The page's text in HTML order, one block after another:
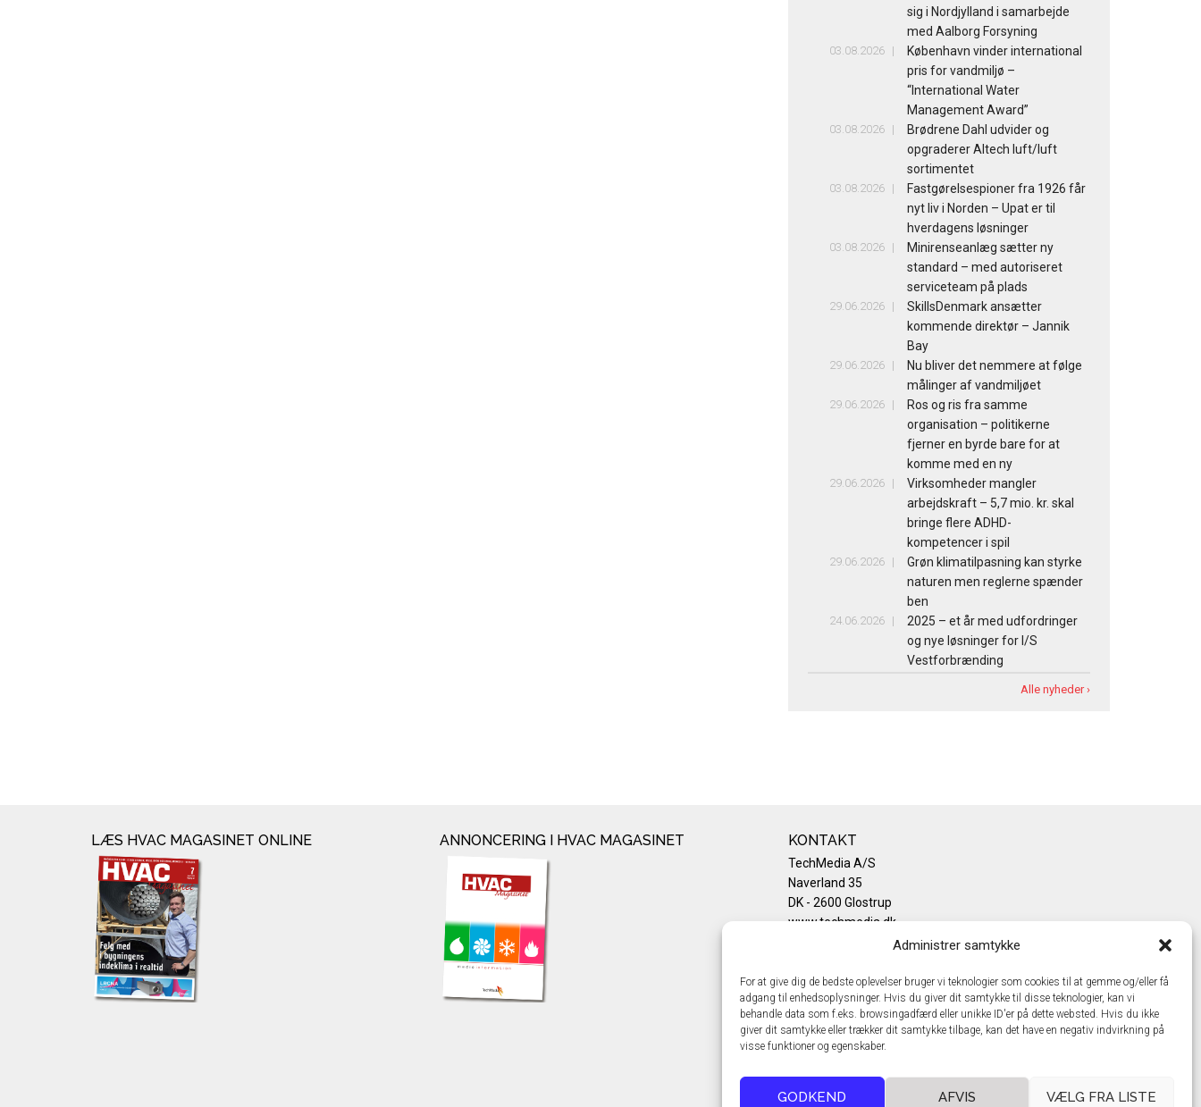
Administrer samtykke
For at give dig de bedste oplevelser bruger vi teknologier som cookies til at gemme og/eller få
adgang til enhedsoplysninger. Hvis du giver dit samtykke til disse teknologier, kan vi
behandle data som f.eks. browsingadfærd eller unikke ID'er på dette websted. Hvis du ikke
giver dit samtykke eller trækker dit samtykke tilbage, kan det have en negativ indvirkning på
visse funktioner og egenskaber.
GODKEND AFVIS VÆLG FRA LISTE
sig i Nordjylland i samarbejde
med Aalborg Forsyning
03.08.2026
København vinder international
pris for vandmiljø –
“International Water
Management Award”
03.08.2026
Brødrene Dahl udvider og
opgraderer Altech luft/luft
sortimentet
03.08.2026
Fastgørelsespioner fra 1926 får
nyt liv i Norden – Upat er til
hverdagens løsninger
03.08.2026
Minirenseanlæg sætter ny
standard – med autoriseret
serviceteam på plads
29.06.2026
SkillsDenmark ansætter
kommende direktør – Jannik
Bay
29.06.2026
Nu bliver det nemmere at følge
målinger af vandmiljøet
29.06.2026
Ros og ris fra samme
organisation – politikerne
fjerner en byrde bare for at
komme med en ny
29.06.2026
Virksomheder mangler
arbejdskraft – 5,7 mio. kr. skal
bringe flere ADHD-
kompetencer i spil
29.06.2026
Grøn klimatilpasning kan styrke
naturen men reglerne spænder
ben
24.06.2026
2025 – et år med udfordringer
og nye løsninger for I/S
Vestforbrænding
Alle nyheder ›
LÆS HVAC MAGASINET ONLINE ANNONCERING I HVAC MAGASINET KONTAKT
TechMedia A/S
Naverland 35
DK - 2600 Glostrup
www.techmedia.dk
Telefon: +45 43 24 26 28
Privatlivspolitik
Cookiepolitik